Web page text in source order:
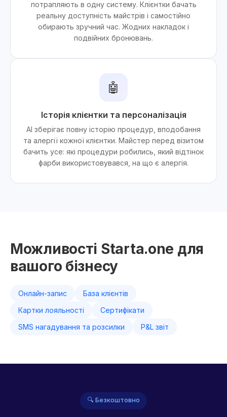
потрапляють в одну систему. Клієнтки бачать
реальну доступність майстрів і самостійно
обирають зручний час. Жодних накладок і
подвійних бронювань.
🤖
Історія клієнтки та персоналізація
AI зберігає повну історію процедур, вподобання
та алергії кожної клієнтки. Майстер перед візитом
бачить усе: які процедури робились, який відтінок
фарби використовувався, на що є алергія.
Можливості Starta.one для
вашого бізнесу
Онлайн-запис
База клієнтів
Картки лояльності
Сертифікати
SMS нагадування та розсилки
P&L звіт
🔍 Безкоштовно